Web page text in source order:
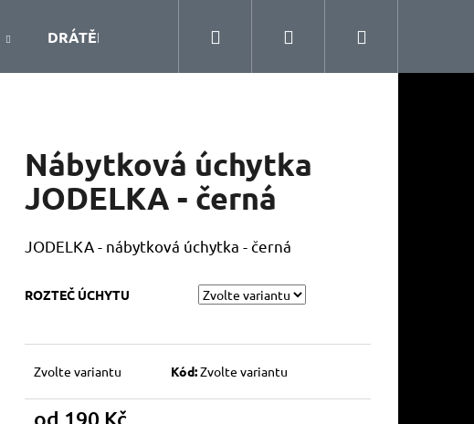
DRÁTĚNÝ PROGRAM KUCHYŇSKÉ DOPLŇKY
Přihlášení
Nábytková úchytka
JODELKA - černá
JODELKA - nábytková úchytka - černá
ROZTEČ ÚCHYTU
Zvolte variantu Kód:Zvolte variantu
od 190 Kč